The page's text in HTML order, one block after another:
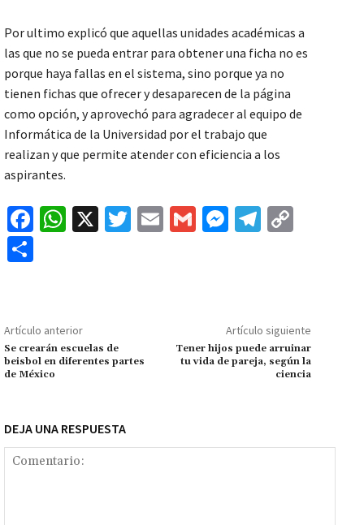
Por ultimo explicó que aquellas unidades académicas a
las que no se pueda entrar para obtener una ficha no es
porque haya fallas en el sistema, sino porque ya no
tienen fichas que ofrecer y desaparecen de la página
como opción, y aprovechó para agradecer al equipo de
Informática de la Universidad por el trabajo que
realizan y que permite atender con eficiencia a los
aspirantes.
Fa
o
k
W
p
p
X
T
E
G
M
ge
r
Te
m Li
n
k
p
ar
tir
Artículo anterior
Se crearán escuelas de
beisbol en diferentes partes
de México
Artículo siguiente
Tener hijos puede arruinar
tu vida de pareja, según la
ciencia
DEJA UNA RESPUESTA